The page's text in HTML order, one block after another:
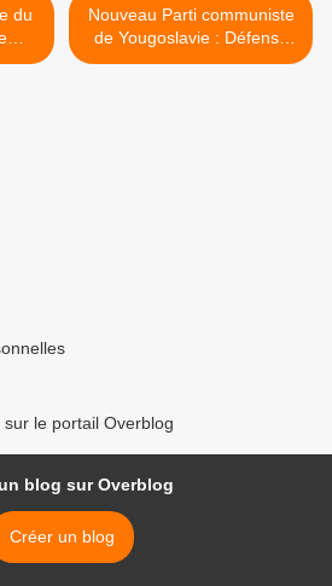
de
Nouveau Parti communiste
de Yougoslavie : Défense
de la vérité historique et de
le portail Overblog
blog sur Overblog
Créer un blog